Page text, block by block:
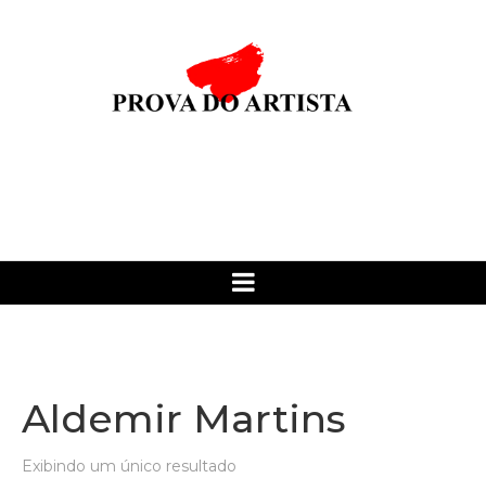
Aldemir Martins
Exibindo um único resultado